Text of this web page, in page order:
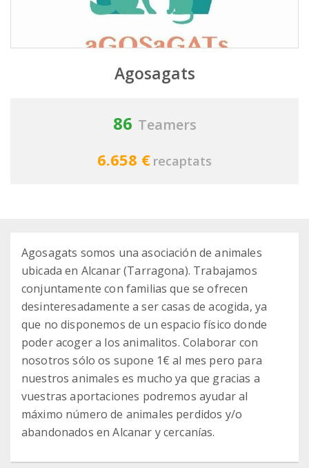
Agosagats
86 Teamers
6.658 € recaptats
Agosagats somos una asociación de animales
ubicada en Alcanar (Tarragona). Trabajamos
conjuntamente con familias que se ofrecen
desinteresadamente a ser casas de acogida, ya
que no disponemos de un espacio físico donde
poder acoger a los animalitos. Colaborar con
nosotros sólo os supone 1€ al mes pero para
nuestros animales es mucho ya que gracias a
vuestras aportaciones podremos ayudar al
máximo número de animales perdidos y/o
abandonados en Alcanar y cercanías.